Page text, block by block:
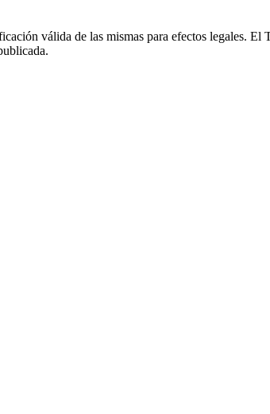
válida de las mismas para efectos legales.